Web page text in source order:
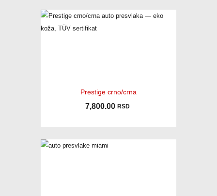
Prestige crno/crna
7,800.00 RSD